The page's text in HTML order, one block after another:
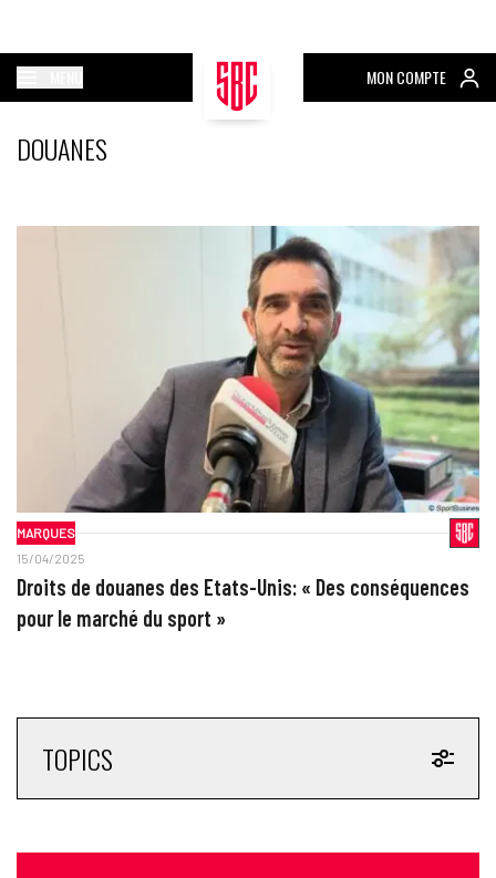
MON COMPTE
DOUANES
MARQUES
15/04/2025
Droits de douanes des Etats-Unis: « Des conséquences
pour le marché du sport »
TOPICS